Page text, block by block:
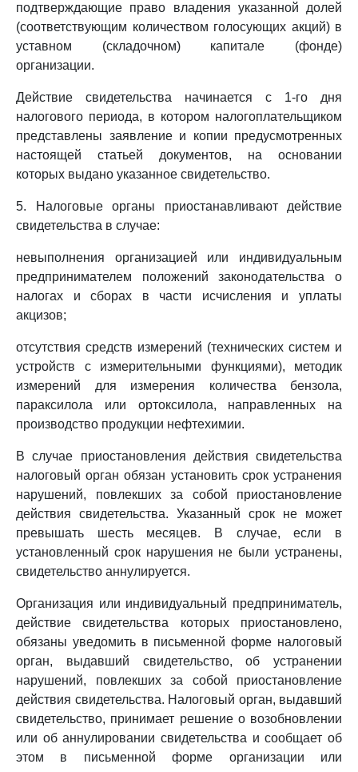
подтверждающие право владения указанной долей
(соответствующим количеством голосующих акций) в
уставном (складочном) капитале (фонде)
организации.
Действие свидетельства начинается с 1-го дня
налогового периода, в котором налогоплательщиком
представлены заявление и копии предусмотренных
настоящей статьей документов, на основании
которых выдано указанное свидетельство.
5. Налоговые органы приостанавливают действие
свидетельства в случае:
невыполнения организацией или индивидуальным
предпринимателем положений законодательства о
налогах и сборах в части исчисления и уплаты
акцизов;
отсутствия средств измерений (технических систем и
устройств с измерительными функциями), методик
измерений для измерения количества бензола,
параксилола или ортоксилола, направленных на
производство продукции нефтехимии.
В случае приостановления действия свидетельства
налоговый орган обязан установить срок устранения
нарушений, повлекших за собой приостановление
действия свидетельства. Указанный срок не может
превышать шесть месяцев. В случае, если в
установленный срок нарушения не были устранены,
свидетельство аннулируется.
Организация или индивидуальный предприниматель,
действие свидетельства которых приостановлено,
обязаны уведомить в письменной форме налоговый
орган, выдавший свидетельство, об устранении
нарушений, повлекших за собой приостановление
действия свидетельства. Налоговый орган, выдавший
свидетельство, принимает решение о возобновлении
или об аннулировании свидетельства и сообщает об
этом в письменной форме организации или